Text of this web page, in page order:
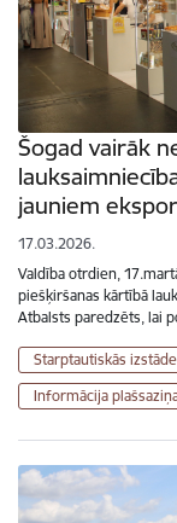
Šogad vairāk
jauniem
17.03.2026.
Valdība otrdien,
piešķiršanas kārtībā
Atbalsts paredzēts, lai
Starptautiskās
Informācija